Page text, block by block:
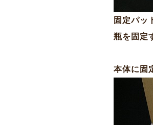
固定パッ
瓶を固定
本体に固